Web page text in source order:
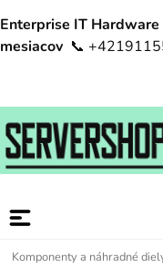
Enterprise IT Hardware
mesiacov 📞
Komponenty a náhradné